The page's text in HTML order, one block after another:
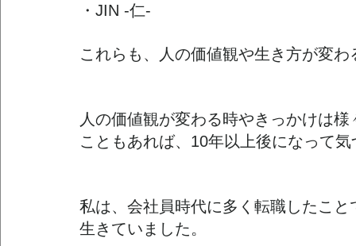
・JIN -仁-
これらも、人の価値観や生き方が変
人の価値観が変わる時やきっかけは
こともあれば、10年以上後になって
私は、会社員時代に多く転職したこ
生きていました。